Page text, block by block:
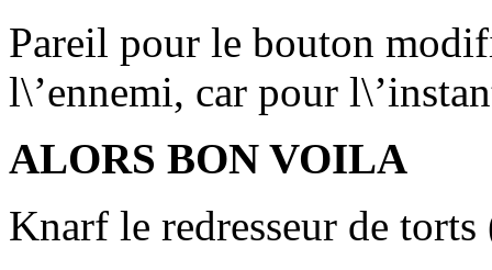
Pareil pour le bouton
l\’ennemi, car pour
ALORS BON VOILA
Knarf le redresseur de